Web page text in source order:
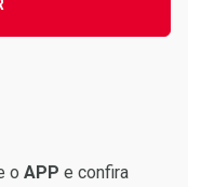
o APP e confira